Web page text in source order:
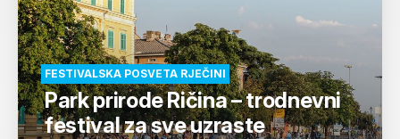
FESTIVALSKA POSVETA RJEČINI
Park prirode Ričina – trodnevni
festival za sve uzraste